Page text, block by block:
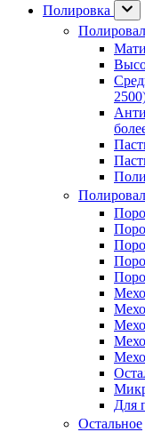
Полировка
Для
Остальное